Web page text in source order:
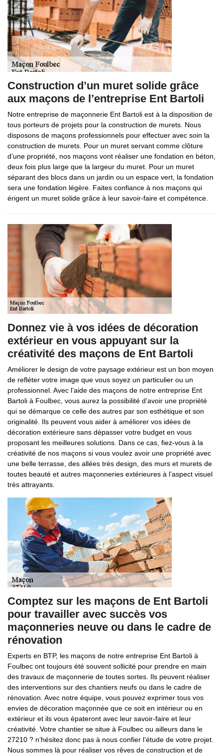
Construction d’un muret solide grâce
aux maçons de l’entreprise Ent Bartoli
Notre entreprise de maçonnerie Ent Bartoli est à la disposition de
tous porteurs de projets pour la construction de murets. Nous
disposons de maçons professionnels pour effectuer avec soin la
construction de murets. Pour un muret servant comme clôture
d’une propriété, nos maçons vont réaliser une fondation en béton,
deux fois plus large que la largeur du muret. Pour un muret
séparant des blocs dans un jardin ou un espace vert, la fondation
sera une fondation légère. Faites confiance à nos maçons qui
érigent un muret solide grâce à leur savoir-faire et compétence.
Donnez vie à vos idées de décoration
extérieur en vous appuyant sur la
créativité des maçons de Ent Bartoli
Améliorer le design de votre paysage extérieur est un bon moyen
de refléter votre image que vous soyez un particulier ou un
professionnel. Avec l’aide des maçons de notre entreprise Ent
Bartoli à Foulbec, vous aurez la possibilité d’avoir une propriété
qui se démarque ce celle des autres par son esthétique et son
originalité. Ils peuvent vous aider à améliorer vos idées de
décoration extérieure sans dépasser votre budget en vous
proposant les meilleures solutions. Dans ce cas, fiez-vous à la
créativité de nos maçons si vous voulez avoir une propriété avec
une belle terrasse, des allées très design, des murs et murets de
toutes beauté et autres maçonneries extérieures à l’aspect visuel
très attrayants.
Comptez sur les maçons de Ent Bartoli
pour travailler avec succès vos
maçonneries neuve ou dans le cadre de
rénovation
Experts en BTP, les maçons de notre entreprise Ent Bartoli à
Foulbec ont toujours été souvent sollicité pour prendre en main
des travaux de maçonnerie de toutes sortes. Ils peuvent réaliser
des interventions sur des chantiers neufs ou dans le cadre de
rénovation. Avec notre équipe, vous pouvez exprimer tous vos
envies de décoration maçonnée que ce soit en intérieur ou en
extérieur et ils vous épateront avec leur savoir-faire et leur
créativité. Votre chantier se situe à Foulbec ou ailleurs dans le
27210 ? n’hésitez donc pas à nous confier l’étude de votre projet.
Nous sommes là pour réaliser vos rêves de construction et de